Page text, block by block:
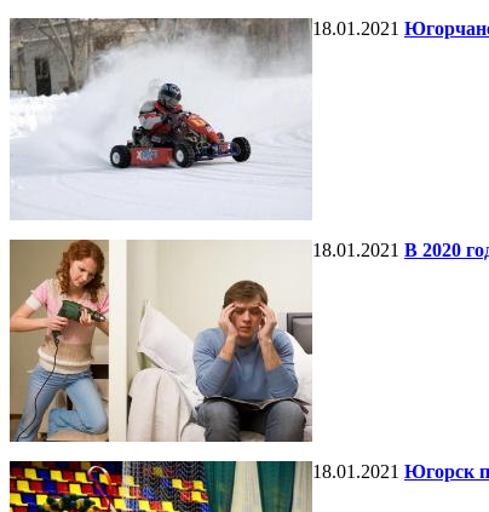
18.01.2021
18.01.2021 В 2020
18.01.2021 Югорск